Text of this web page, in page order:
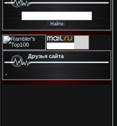
Друзья сайта